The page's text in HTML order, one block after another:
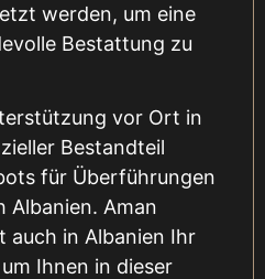
werden, um eine
Bestattung zu
vor Ort in
Bestandteil
für Überführungen
Albanien. Aman
auch in Albanien Ihr
Ihnen in dieser